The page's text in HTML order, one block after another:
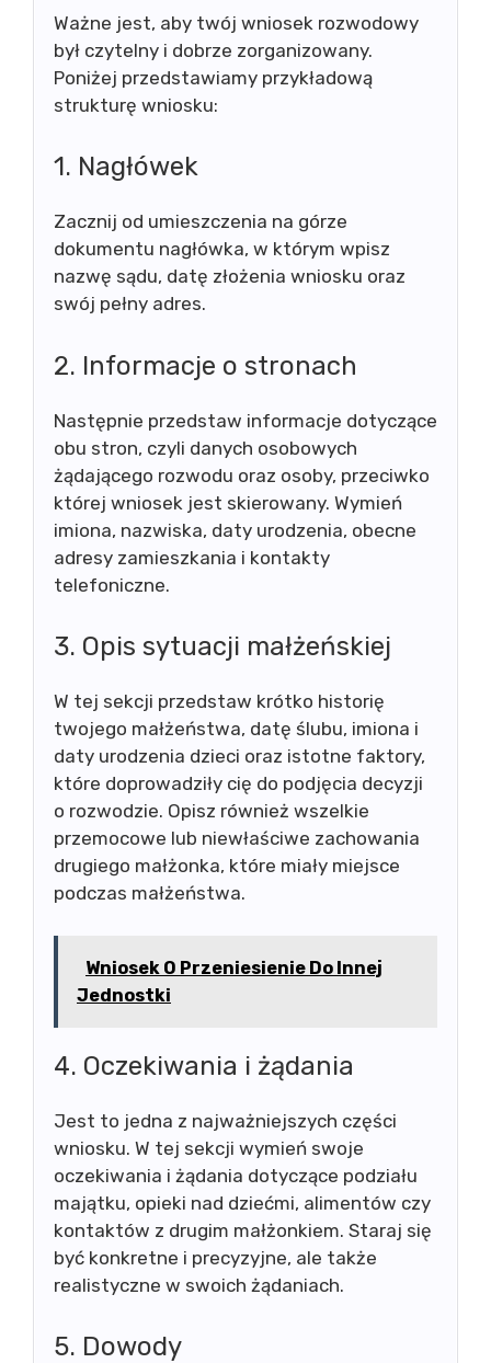
Ważne jest, aby twój wniosek rozwodowy
był czytelny i dobrze zorganizowany.
Poniżej przedstawiamy przykładową
strukturę wniosku:
1. Nagłówek
Zacznij od umieszczenia na górze
dokumentu nagłówka, w którym wpisz
nazwę sądu, datę złożenia wniosku oraz
swój pełny adres.
2. Informacje o stronach
Następnie przedstaw informacje dotyczące
obu stron, czyli danych osobowych
żądającego rozwodu oraz osoby, przeciwko
której wniosek jest skierowany. Wymień
imiona, nazwiska, daty urodzenia, obecne
adresy zamieszkania i kontakty
telefoniczne.
3. Opis sytuacji małżeńskiej
W tej sekcji przedstaw krótko historię
twojego małżeństwa, datę ślubu, imiona i
daty urodzenia dzieci oraz istotne faktory,
które doprowadziły cię do podjęcia decyzji
o rozwodzie. Opisz również wszelkie
przemocowe lub niewłaściwe zachowania
drugiego małżonka, które miały miejsce
podczas małżeństwa.
Wniosek O Przeniesienie Do Innej
Jednostki
4. Oczekiwania i żądania
Jest to jedna z najważniejszych części
wniosku. W tej sekcji wymień swoje
oczekiwania i żądania dotyczące podziału
majątku, opieki nad dziećmi, alimentów czy
kontaktów z drugim małżonkiem. Staraj się
być konkretne i precyzyjne, ale także
realistyczne w swoich żądaniach.
5. Dowody